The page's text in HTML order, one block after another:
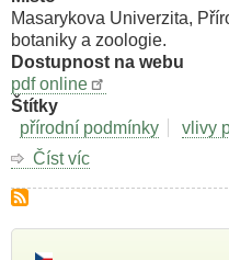
Masarykova Univerzita,
botaniky a zoologie.
Dostupnost na webu
pdf online
Štítky
přírodní podmínky
vlivy
Číst víc
a